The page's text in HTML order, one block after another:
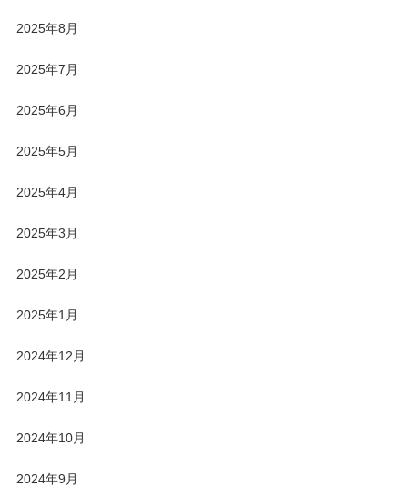
2025年8月
2025年7月
2025年6月
2025年5月
2025年4月
2025年3月
2025年2月
2025年1月
2024年12月
2024年11月
2024年10月
2024年9月